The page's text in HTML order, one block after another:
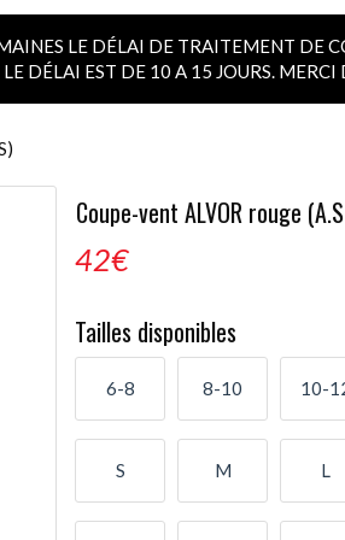
LE DÉLAI DE TRAITEMENT DE
DÉLAI EST DE 10 A 15 JOURS.
Coupe-vent ALVOR rouge
42€
Tailles disponibles
6-8 8-10 10-
S M L